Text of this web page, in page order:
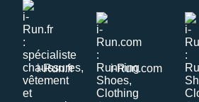
i-Run.fr i-Run.com